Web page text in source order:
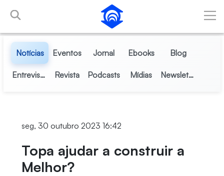
Pular para o Conteúdo principal
Notícias Eventos Jornal Ebooks Blog
Entrevistas Revista Podcasts Mídias Newsletter
seg, 30 outubro 2023 16:42
Topa ajudar a construir a
Melhor?